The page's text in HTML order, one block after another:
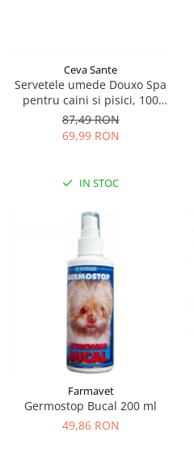
Ceva Sante
Servetele umede Douxo Spa
pentru caini si pisici, 100
bucati, Ceva Sante
87,49 RON
69,99 RON
IN STOC
Farmavet
Germostop Bucal 200 ml
49,86 RON